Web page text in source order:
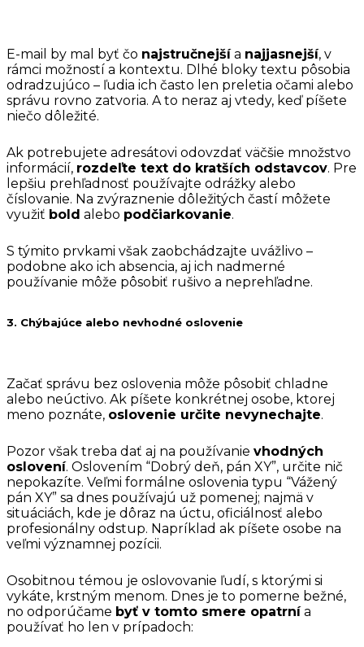
E-mail by mal byť čo najstručnejšía najjasnejší, v
rámci možností a kontextu. Dlhé bloky textu pôsobia
odradzujúco – ľudia ich často len preletia očami alebo
správu rovno zatvoria. A to neraz aj vtedy, keď píšete
niečo dôležité.
Ak potrebujete adresátovi odovzdať väčšie množstvo
informácií, rozdeľte text do kratších odstavcov. Pre
lepšiu prehľadnosť používajte odrážky alebo
číslovanie. Na zvýraznenie dôležitých častí môžete
využiť bold alebo podčiarkovanie.
S týmito prvkami však zaobchádzajte uvážlivo –
podobne ako ich absencia, aj ich nadmerné
používanie môže pôsobiť rušivo a neprehľadne.
3. Chýbajúce alebo nevhodné oslovenie
Začať správu bez oslovenia môže pôsobiť chladne
alebo neúctivo. Ak píšete konkrétnej osobe, ktorej
meno poznáte, oslovenie určite nevynechajte.
Pozor však treba dať aj na používanie vhodných
oslovení. Oslovením “Dobrý deň, pán XY”, určite nič
nepokazíte. Veľmi formálne oslovenia typu “Vážený
pán XY” sa dnes používajú už pomenej; najmä v
situáciách, kde je dôraz na úctu, oficiálnosť alebo
profesionálny odstup. Napríklad ak píšete osobe na
veľmi významnej pozícii.
Osobitnou témou je oslovovanie ľudí, s ktorými si
vykáte, krstným menom. Dnes je to pomerne bežné,
no odporúčame byť v tomto smere opatrnía
používať ho len v prípadoch: